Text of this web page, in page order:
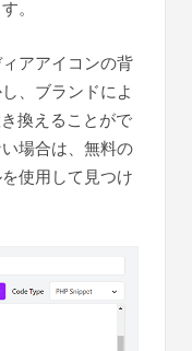
。
アアイコンの背
、ブランドによ
換えることがで
場合は、無料の
使用して見つけ